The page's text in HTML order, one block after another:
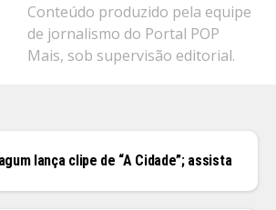
Conteúdo produzido pela equipe
de jornalismo do Portal POP
Mais, sob supervisão editorial.
lança clipe de “A Cidade”; assista